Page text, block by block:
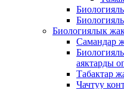
Биологиялык
Самандар
аяктарды
Табактар
Чачтуу